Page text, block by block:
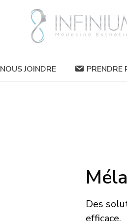
NOUS JOINDRE PRENDRE
Des
efficace.